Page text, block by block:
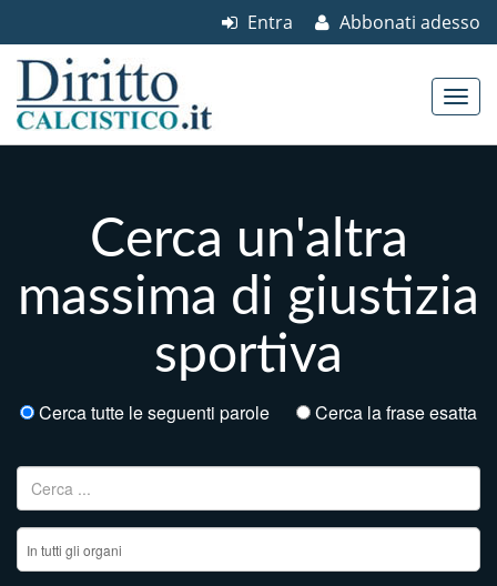
Abbonati adesso
Entra
Cerca un'altra
massima di giustizia
sportiva
Cerca tutte le seguenti parole Cerca la frase esatta
Ricerca per: